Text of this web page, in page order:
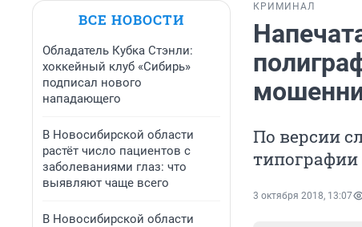
ВСЕ НОВОСТИ
Обладатель Кубка Стэнли:
хоккейный клуб «Сибирь»
подписал нового
нападающего
В Новосибирской области
растёт число пациентов с
заболеваниями глаз: что
выявляют чаще всего
В Новосибирской области
КРИМИНАЛ
По версии
3 октября 2018, 13:07